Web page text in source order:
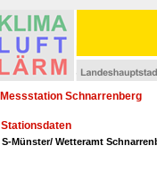
Messstation Schnarrenberg
Stationsdaten
S-Münster/ Wetteramt